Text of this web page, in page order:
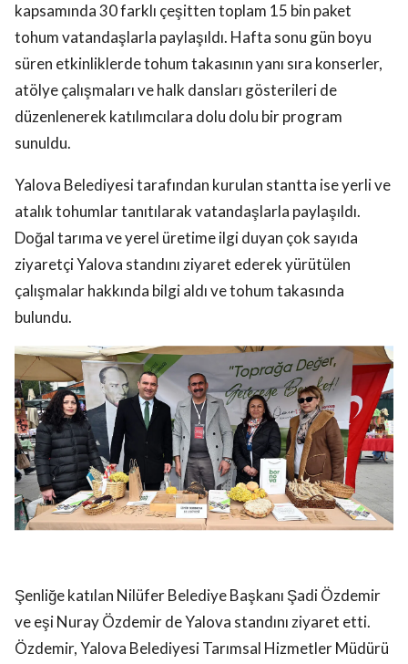
kapsamında 30 farklı çeşitten toplam 15 bin paket
tohum vatandaşlarla paylaşıldı. Hafta sonu gün boyu
süren etkinliklerde tohum takasının yanı sıra konserler,
atölye çalışmaları ve halk dansları gösterileri de
düzenlenerek katılımcılara dolu dolu bir program
sunuldu.
Yalova Belediyesi tarafından kurulan stantta ise yerli ve
atalık tohumlar tanıtılarak vatandaşlarla paylaşıldı.
Doğal tarıma ve yerel üretime ilgi duyan çok sayıda
ziyaretçi Yalova standını ziyaret ederek yürütülen
çalışmalar hakkında bilgi aldı ve tohum takasında
bulundu.
Şenliğe katılan Nilüfer Belediye Başkanı Şadi Özdemir
ve eşi Nuray Özdemir de Yalova standını ziyaret etti.
Özdemir, Yalova Belediyesi Tarımsal Hizmetler Müdürü